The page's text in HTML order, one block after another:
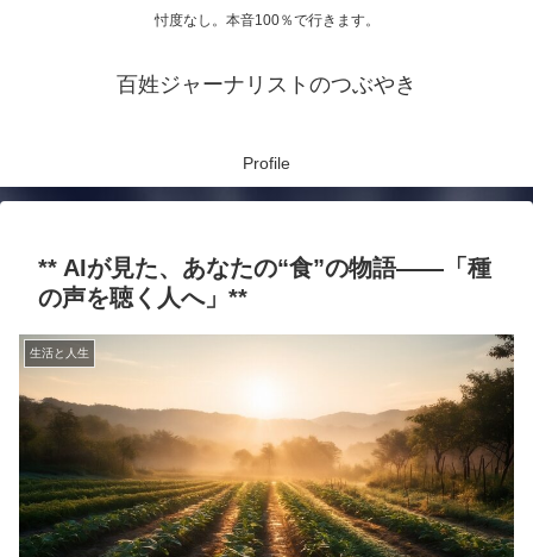
忖度なし。本音100％で行きます。
百姓ジャーナリストのつぶやき
Profile
** AIが見た、あなたの“食”の物語――「種
の声を聴く人へ」**
生活と人生